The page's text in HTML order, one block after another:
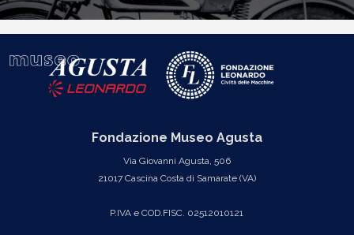
Fondazione Museo Agusta
Via Giovanni Agusta, 506
21017 Cascina Costa di Samarate (VA)
P.IVA e COD.FISC. 02512010121